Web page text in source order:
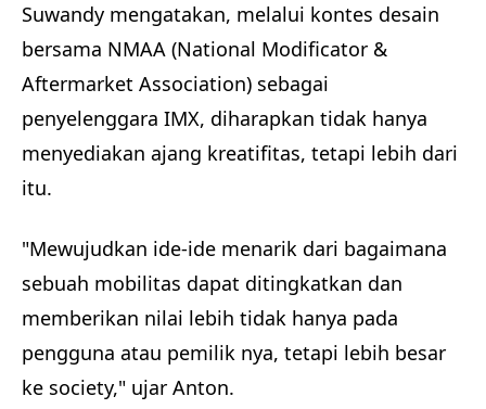
Suwandy mengatakan, melalui kontes desain
bersama NMAA (National Modificator &
Aftermarket Association) sebagai
penyelenggara IMX, diharapkan tidak hanya
menyediakan ajang kreatifitas, tetapi lebih dari
itu.
"Mewujudkan ide-ide menarik dari bagaimana
sebuah mobilitas dapat ditingkatkan dan
memberikan nilai lebih tidak hanya pada
pengguna atau pemilik nya, tetapi lebih besar
ke society," ujar Anton.